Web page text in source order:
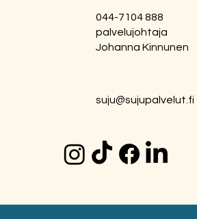
044-7104 888
palvelujohtaja
Johanna Kinnunen
suju@sujupalvelut.fi